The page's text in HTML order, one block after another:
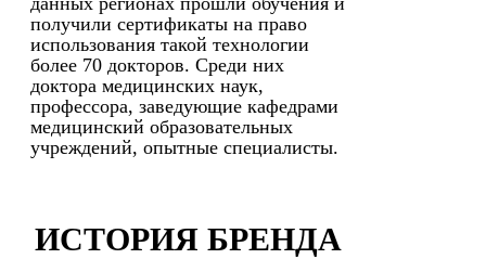
получили сертификаты на право
использования такой технологии
более 70 докторов. Среди них
доктора медицинских наук,
профессора, заведующие кафедрами
медицинский образовательных
учреждений, опытные специалисты.
ИСТОРИЯ БРЕНДА